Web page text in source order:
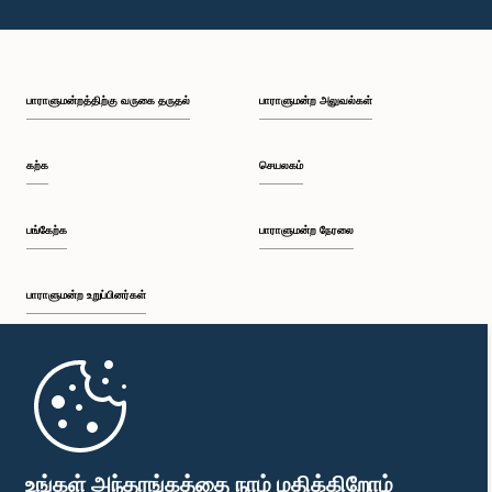
உங்கள் அந்தரங்கத்தை நாம் மதிக்கிறோம்
பாராளுமன்றத்திற்கு வருகை தருதல்
கற்க
பங்கேற்க
பாராளுமன்ற உறுப்பினர்கள்
முதற்பக்கம்
பாராளுமன்ற அலுவல்கள்
செயலகம்
பாராளுமன்ற நேரலை
பாராளுமன்ற கையடக்க செயலி